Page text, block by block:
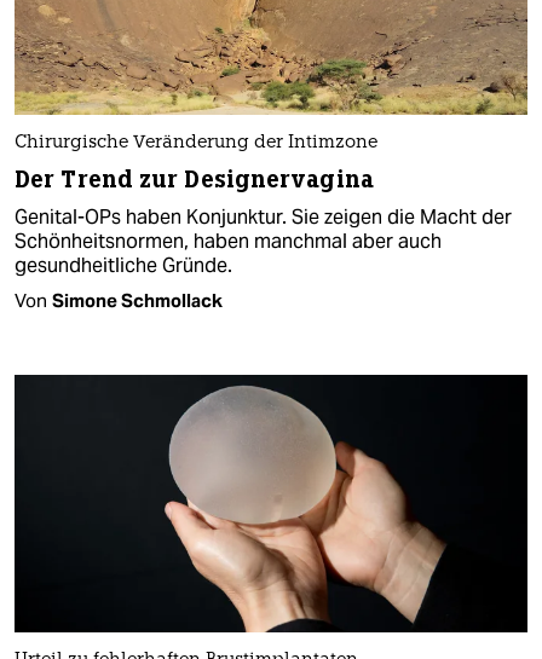
Chirurgische Veränderung der Intimzone
Der Trend zur Designervagina
Genital-OPs haben Konjunktur. Sie zeigen die Macht der
Schönheitsnormen, haben manchmal aber auch
gesundheitliche Gründe.
Von Simone Schmollack